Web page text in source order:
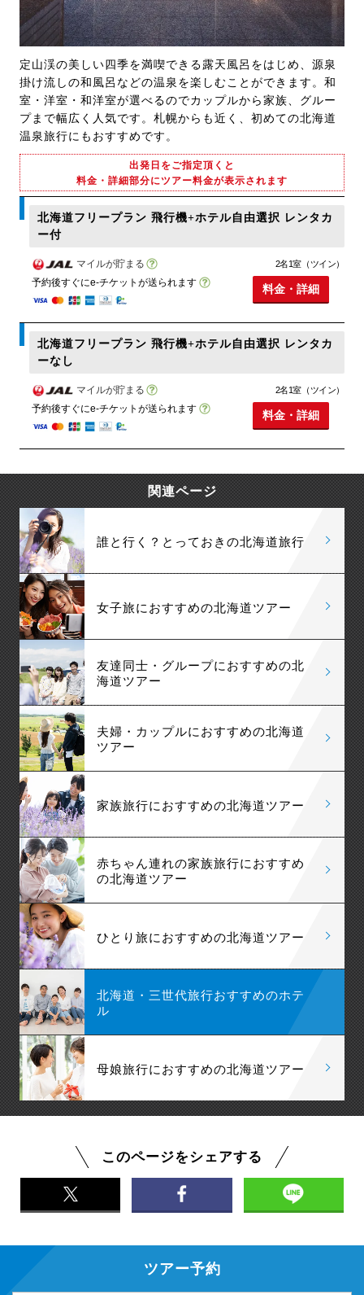
定山渓の美しい四季を満喫できる露天風呂をはじめ、源泉
掛け流しの和風呂などの温泉を楽しむことができます。和
室・洋室・和洋室が選べるのでカップルから家族、グルー
プまで幅広く人気です。札幌からも近く、初めての北海道
温泉旅行にもおすすめです。
出発日をご指定頂くと
料金・詳細部分にツアー料金が表示されます
北海道フリープラン 飛行機+ホテル自由選択 レンタカ
ー付
マイルが貯まる
予約後すぐにe-チケットが送られます
2名1室（ツイン）
料金・詳細
北海道フリープラン 飛行機+ホテル自由選択 レンタカ
ーなし
マイルが貯まる
予約後すぐにe-チケットが送られます
2名1室（ツイン）
料金・詳細
関連ページ
誰と行く？とっておきの北海道旅行
女子旅におすすめの北海道ツアー
友達同士・グループにおすすめの北
海道ツアー
夫婦・カップルにおすすめの北海道
ツアー
家族旅行におすすめの北海道ツアー
赤ちゃん連れの家族旅行におすすめ
の北海道ツアー
ひとり旅におすすめの北海道ツアー
北海道・三世代旅行おすすめのホテ
ル
母娘旅行におすすめの北海道ツアー
このページをシェアする
ツアー予約